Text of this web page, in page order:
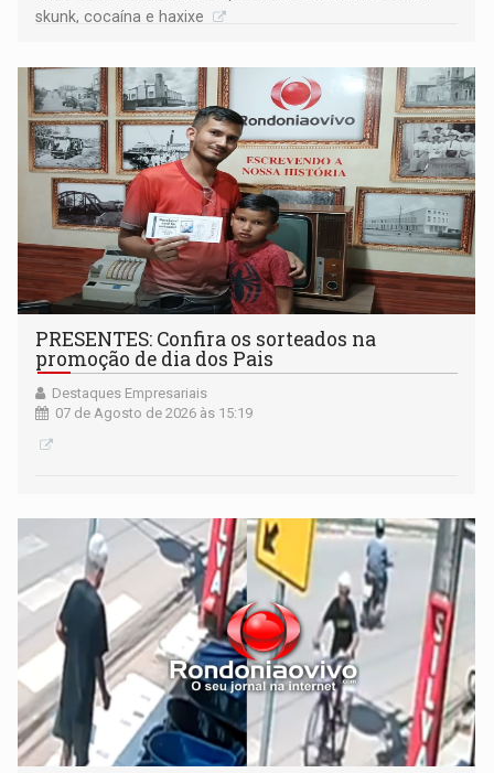
skunk, cocaína e haxixe
PRESENTES: Confira os sorteados na
promoção de dia dos Pais
Destaques Empresariais
07 de Agosto de 2026 às 15:19